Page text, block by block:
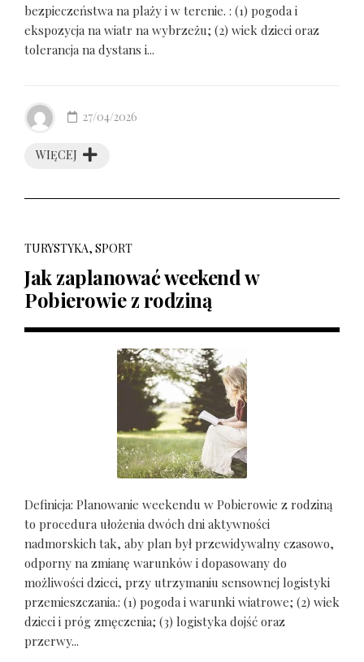
bezpieczeństwa na plaży i w terenie. : (1) pogoda i
ekspozycja na wiatr na wybrzeżu; (2) wiek dzieci oraz
tolerancja na dystans i...
WIĘCEJ
27/04/2026
TURYSTYKA, SPORT
Jak zaplanować weekend w
Pobierowie z rodziną
Definicja: Planowanie weekendu w Pobierowie z rodziną
to procedura ułożenia dwóch dni aktywności
nadmorskich tak, aby plan był przewidywalny czasowo,
odporny na zmianę warunków i dopasowany do
możliwości dzieci, przy utrzymaniu sensownej logistyki
przemieszczania.: (1) pogoda i warunki wiatrowe; (2) wiek
dzieci i próg zmęczenia; (3) logistyka dojść oraz
przerwy...